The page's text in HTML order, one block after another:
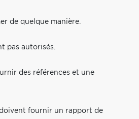
de quelque manière.
pas autorisés.
des références et une
fournir un rapport de